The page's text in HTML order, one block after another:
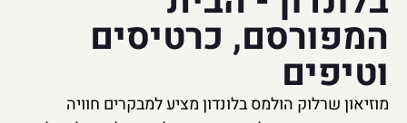
המפורסם, כרטיסים
וטיפים
מוזיאון שרלוק הולמס בלונדון מציע למבקרים חוויה